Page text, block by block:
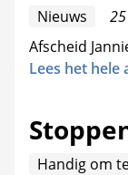
Nieuws
Afscheid
Lees het hele
Handig om